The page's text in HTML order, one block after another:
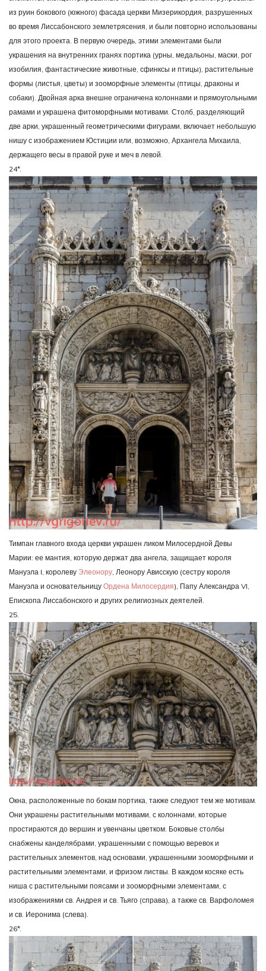
из руин бокового (южного) фасада церкви Мизерикордия, разрушенных
во время Лиссабонского землетрясения, и были повторно использованы
для этого проекта. В первую очередь, этими элементами были
украшения на внутренних гранях портика (урны, медальоны, маски, рог
изобилия, фантастические животные, сфинксы и птицы), растительные
формы (листья, цветы) и зооморфные элементы (птицы, драконы и
собаки). Двойная арка внешне ограничена колоннами и прямоугольными
рамами и украшена фитоморфными мотивами. Столб, разделяющий
две арки, украшенный геометрическими фигурами, включает небольшую
нишу с изображением Юстиции или, возможно, Архангела Михаила,
держащего весы в правой руке и меч в левой.
24*.
Тимпан главного входа церкви украшен ликом Милосердной Девы
Марии: ее мантия, которую держат два ангела, защищает короля
Мануэла I, королеву Элеонору, Леонору Ависскую (сестру короля
Мануэла и основательницу Ордена Милосердия), Папу Александра VI,
Епископа Лиссабонского и других религиозных деятелей.
25.
Окна, расположенные по бокам портика, также следуют тем же мотивам.
Они украшены растительными мотивами, с колоннами, которые
простираются до вершин и увенчаны цветком. Боковые столбы
снабжены канделябрами, украшенными с помощью веревок и
растительных элементов, над основами, украшенными зооморфными и
растительными элементами, и фризом листвы. В каждом косяке есть
ниша с растительными поясами и зооморфными элементами, с
изображениями св. Андрея и св. Тьяго (справа), а также св. Варфоломея
и св. Иеронима (слева).
26*.